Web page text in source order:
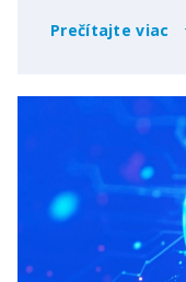
Prečítajte viac